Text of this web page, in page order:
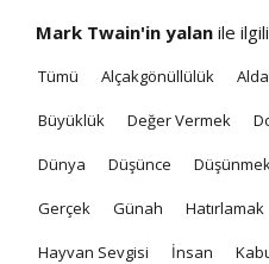
Mark Twain'in yalan ile
Tümü Alçakgönüllülük
Büyüklük Değer Vermek
Dünya Düşünce
Gerçek Günah Hatırlamak
Hayvan Sevgisi İnsan